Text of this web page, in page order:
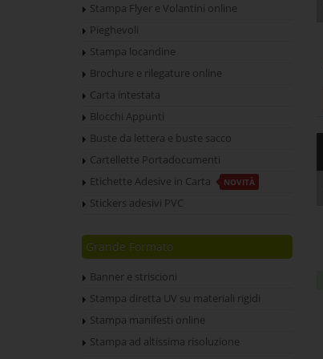
Stampa Flyer e Volantini online
Pieghevoli
Stampa locandine
Brochure e rilegature online
Carta intestata
Blocchi Appunti
Buste da lettera e buste sacco
Cartellette Portadocumenti
Etichette Adesive in Carta
NOVITÀ
Stickers adesivi PVC
Grande Formato
Banner e striscioni
Stampa diretta UV su materiali rigidi
Stampa manifesti online
Stampa ad altissima risoluzione